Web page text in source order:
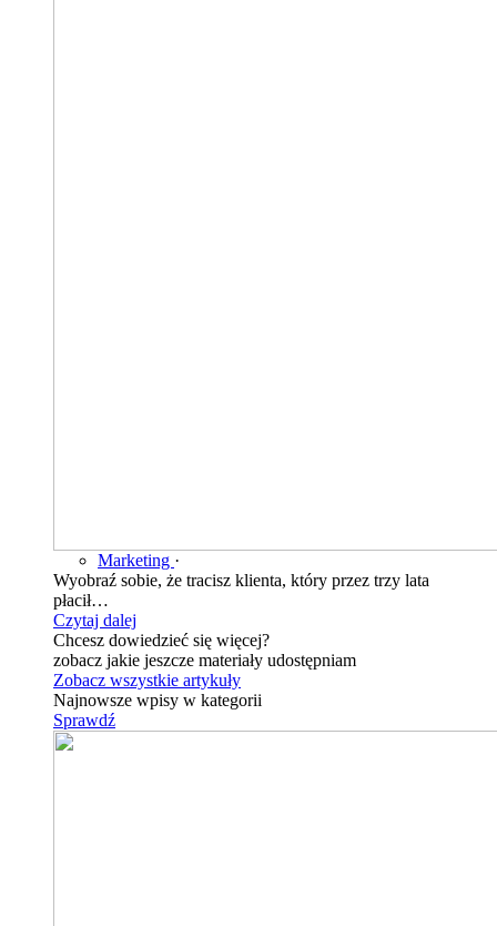
Marketing ·
Wyobraź sobie, że tracisz klienta, który przez trzy lata
płacił…
Czytaj dalej
Chcesz dowiedzieć się więcej?
zobacz jakie jeszcze materiały udostępniam
Zobacz wszystkie artykuły
Najnowsze wpisy w kategorii
Sprawdź